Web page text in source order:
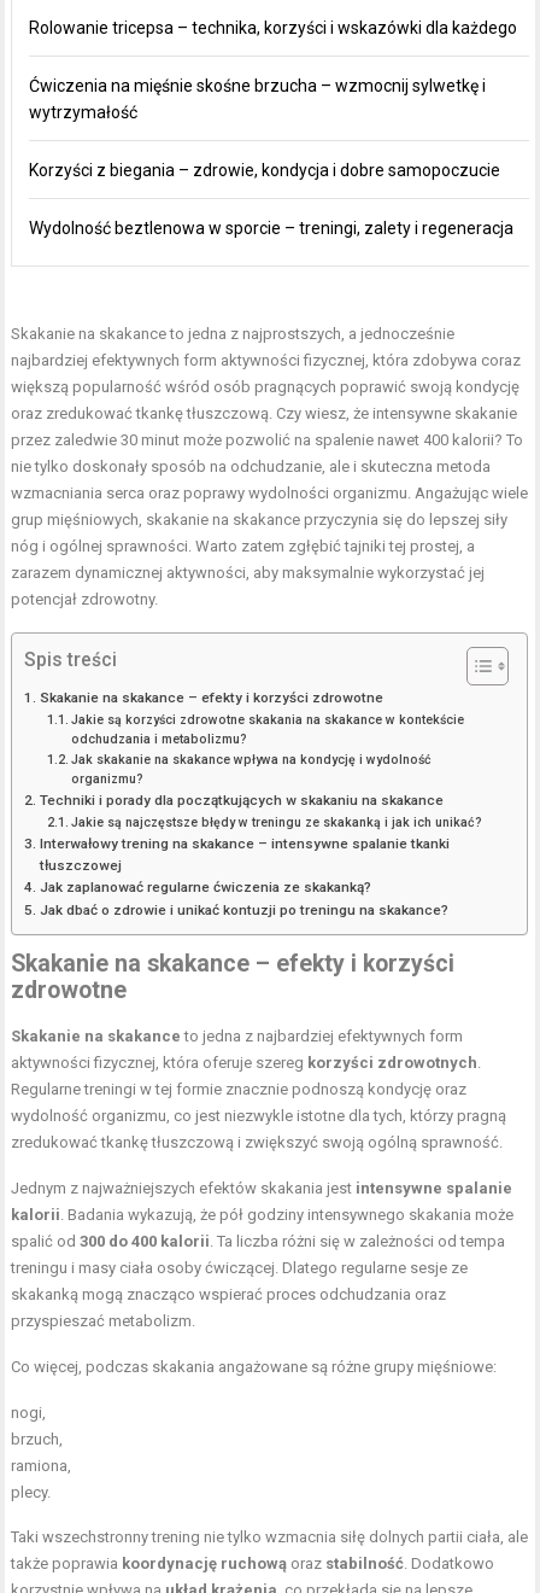
Rolowanie tricepsa – technika, korzyści i wskazówki dla każdego
Ćwiczenia na mięśnie skośne brzucha – wzmocnij sylwetkę i
wytrzymałość
Korzyści z biegania – zdrowie, kondycja i dobre samopoczucie
Wydolność beztlenowa w sporcie – treningi, zalety i regeneracja
Skakanie na skakance to jedna z najprostszych, a jednocześnie
najbardziej efektywnych form aktywności fizycznej, która zdobywa coraz
większą popularność wśród osób pragnących poprawić swoją kondycję
oraz zredukować tkankę tłuszczową. Czy wiesz, że intensywne skakanie
przez zaledwie 30 minut może pozwolić na spalenie nawet 400 kalorii? To
nie tylko doskonały sposób na odchudzanie, ale i skuteczna metoda
wzmacniania serca oraz poprawy wydolności organizmu. Angażując wiele
grup mięśniowych, skakanie na skakance przyczynia się do lepszej siły
nóg i ogólnej sprawności. Warto zatem zgłębić tajniki tej prostej, a
zarazem dynamicznej aktywności, aby maksymalnie wykorzystać jej
potencjał zdrowotny.
Spis treści
Skakanie na skakance – efekty i korzyści zdrowotne
Jakie są korzyści zdrowotne skakania na skakance w kontekście
odchudzania i metabolizmu?
Jak skakanie na skakance wpływa na kondycję i wydolność
organizmu?
Techniki i porady dla początkujących w skakaniu na skakance
Jakie są najczęstsze błędy w treningu ze skakanką i jak ich unikać?
Interwałowy trening na skakance – intensywne spalanie tkanki
tłuszczowej
Jak zaplanować regularne ćwiczenia ze skakanką?
Jak dbać o zdrowie i unikać kontuzji po treningu na skakance?
Skakanie na skakance – efekty i korzyści
zdrowotne
Skakanie na skakance to jedna z najbardziej efektywnych form
aktywności fizycznej, która oferuje szereg korzyści zdrowotnych
Regularne treningi w tej formie znacznie podnoszą kondycję oraz
wydolność organizmu, co jest niezwykle istotne dla tych, którzy pragną
zredukować tkankę tłuszczową i zwiększyć swoją ogólną sprawność.
Jednym z najważniejszych efektów skakania jest intensywne spalanie
kalorii . Badania wykazują, że pół godziny intensywnego skakania może
spalić od300 do 400 kalorii . Ta liczba różni się w zależności od tempa
treningu i masy ciała osoby ćwiczącej. Dlatego regularne sesje ze
skakanką mogą znacząco wspierać proces odchudzania oraz
przyspieszać metabolizm.
Co więcej, podczas skakania angażowane są różne grupy mięśniowe:
nogi,
brzuch,
ramiona,
plecy.
Taki wszechstronny trening nie tylko wzmacnia siłę dolnych partii ciała, ale
także poprawia koordynację ruchową oraz stabilność . Dodatkowo